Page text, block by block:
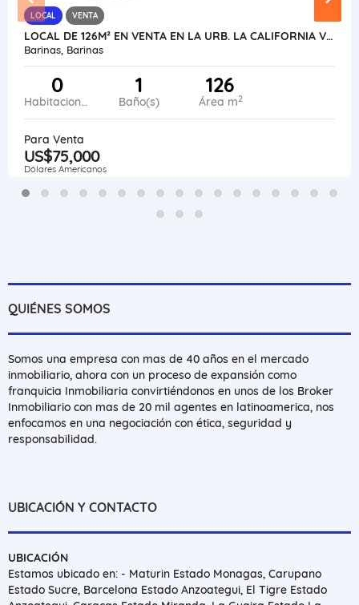
LOCAL VENTA
LOCAL DE 126M² EN VENTA EN LA URB. LA CALIFORNIA VE16-009LC-NAND-EHID
Barinas, Barinas
0
Habitaciones
1
Baño(s)
126
Área m2
Para Venta
US$75,000
Dólares Americanos
QUIÉNES SOMOS
Somos una empresa con mas de 40 años en el mercado
inmobiliario, ahora con un proceso de expansión como
franquicia Inmobiliaria convirtiéndonos en unos de los Broker
Inmobiliario con mas de 20 mil agentes en latinoamerica, nos
enfocamos en una negociación con ética, seguridad y
responsabilidad.
UBICACIÓN Y CONTACTO
UBICACIÓN
Estamos ubicado en: - Maturin Estado Monagas, Carupano
Estado Sucre, Barcelona Estado Anzoategui, El Tigre Estado